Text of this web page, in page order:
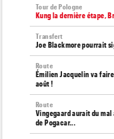
Tour de Pologne
Kung la dernière étape,
Transfert
Joe Blackmore pourrait
Route
Émilien Jacquelin va
août !
Route
Vingegaard aurait du
de Pogacar...